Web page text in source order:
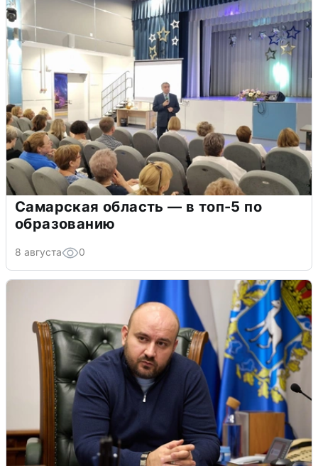
Самарская область — в топ-5 по
образованию
8 августа 0